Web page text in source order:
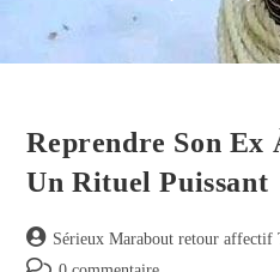
Reprendre Son Ex
Un Rituel Puissant
Sérieux Marabout retour affectif